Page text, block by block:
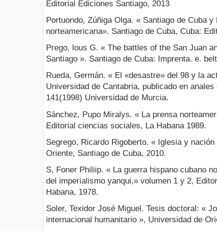
Editorial Ediciones Santiago, 2013
Portuondo, Zúñiga Olga. « Santiago de Cuba
norteamericana». Santiago de Cuba, Cuba:
Prego, lous G. « The battles of the San Juan
Santiago ». Santiago de Cuba: Imprenta. e.
Rueda, Germán. « El «desastre» del 98 y la
Universidad de Cantabria, publicado en
141(1998) Universidad de Murcia.
Sánchez, Pupo Miralys. « La prensa
Editorial ciencias sociales, La Habana 1989.
Segrego, Ricardo Rigoberto. « Iglesia y
Oriente, Santiago de Cuba, 2010.
S, Foner Philiip. « La guerra hispano cubano
del imperialismo yanqui,» volumen 1 y 2,
Habana, 1978.
Soler, Texidor José Miguel. Tesis doctoral: «
internacional humanitario », Universidad de